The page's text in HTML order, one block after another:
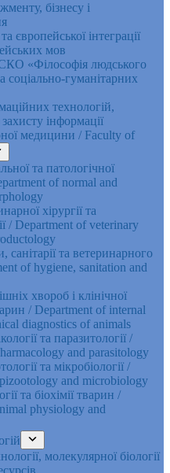
бізнесу і
європейської інтеграції
мов
«Філософія людського
соціально-гуманітарних
технологій,
інформації
медицини / Faculty of
та патологічної
of normal and
хірургії та
/ Department of veterinary
санітарії та ветеринарного
of hygiene, sanitation and
хвороб і клінічної
/ Department of internal
diagnostics of animals
та паразитології /
and parasitology
та мікробіології /
and microbiology
та біохімії тварин /
physiology and
молекулярної біології